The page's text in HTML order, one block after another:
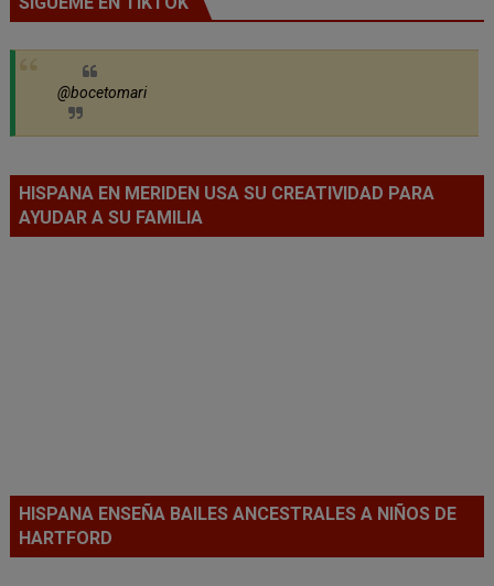
@bocetomari
HISPANA EN MERIDEN USA SU CREATIVIDAD PARA
AYUDAR A SU FAMILIA
HISPANA ENSEÑA BAILES ANCESTRALES A NIÑOS DE
HARTFORD